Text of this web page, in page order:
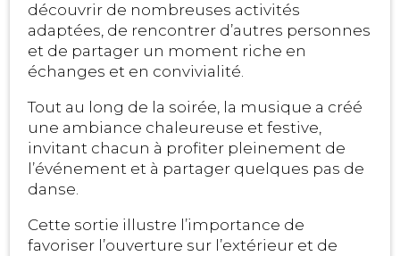
découvrir de nombreuses activités
adaptées, de rencontrer d’autres personnes
et de partager un moment riche en
échanges et en convivialité.
Tout au long de la soirée, la musique a créé
une ambiance chaleureuse et festive,
invitant chacun à profiter pleinement de
l’événement et à partager quelques pas de
danse.
Cette sortie illustre l’importance de
favoriser l’ouverture sur l’extérieur et de